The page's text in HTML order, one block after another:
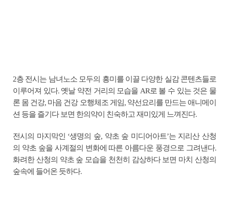
2층 전시는 남녀노소 모두의 흥미를 이끌 다양한 실감 콘텐츠들로
이루어져 있다. 옛날 약전 거리의 모습을 AR로 볼 수 있는 것은 물
론 몸 건강, 마음 건강 오행체조 게임, 약선요리를 만드는 애니메이
션 등을 즐기다 보면 한의약이 친숙하고 재미있게 느껴진다.
전시의 마지막인 ‘생명의 숲, 약초 숲 미디어아트’는 지리산 산청
의 약초 숲을 사계절의 변화에 따른 아름다운 풍경으로 그려낸다.
화려한 산청의 약초 숲 모습을 천천히 감상하다 보면 마치 산청의
숲속에 들어온 듯하다.